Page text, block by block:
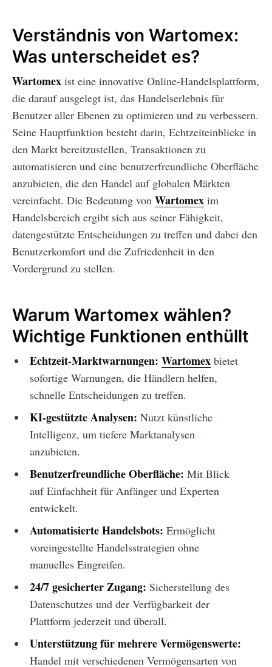
Verständnis von Wartomex:
Was unterscheidet es?
Wartomex ist eine innovative Online-Handelsplattform,
die darauf ausgelegt ist, das Handelserlebnis für
Benutzer aller Ebenen zu optimieren und zu verbessern.
Seine Hauptfunktion besteht darin, Echtzeiteinblicke in
den Markt bereitzustellen, Transaktionen zu
automatisieren und eine benutzerfreundliche Oberfläche
anzubieten, die den Handel auf globalen Märkten
vereinfacht. Die Bedeutung von Wartomex im
Handelsbereich ergibt sich aus seiner Fähigkeit,
datengestützte Entscheidungen zu treffen und dabei den
Benutzerkomfort und die Zufriedenheit in den
Vordergrund zu stellen.
Warum Wartomex wählen?
Wichtige Funktionen enthüllt
Echtzeit-Marktwarnungen: Wartomexbietet
sofortige Warnungen, die Händlern helfen,
schnelle Entscheidungen zu treffen.
KI-gestützte Analysen: Nutzt künstliche
Intelligenz, um tiefere Marktanalysen
anzubieten.
Benutzerfreundliche Oberfläche: Mit Blick
auf Einfachheit für Anfänger und Experten
entwickelt.
Automatisierte Handelsbots: Ermöglicht
voreingestellte Handelsstrategien ohne
manuelles Eingreifen.
24/7 gesicherter Zugang: Sicherstellung des
Datenschutzes und der Verfügbarkeit der
Plattform jederzeit und überall.
Unterstützung für mehrere Vermögenswerte:
Handel mit verschiedenen Vermögensarten von